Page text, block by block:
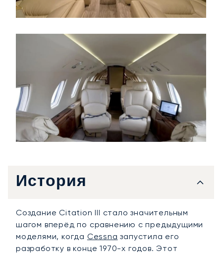
История
Создание Citation III стало значительным
шагом вперёд по сравнению с предыдущими
моделями, когда Cessna запустила его
разработку в конце 1970-х годов. Этот